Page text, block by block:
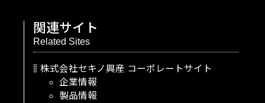
関連サイト
Related Sites
株式会社セキノ興産 コーポレートサイト
企業情報
製品情報